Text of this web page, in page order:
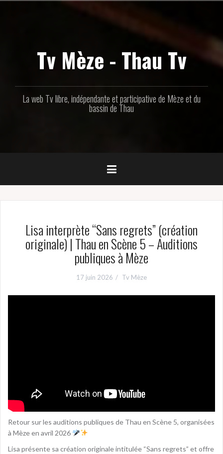
Tv Mèze - Thau Tv
La web Tv libre, indépendante et participative de Mèze et du
bassin de Thau
Lisa interprète “Sans regrets” (création
originale) | Thau en Scène 5 – Auditions
publiques à Mèze
17 juin 2026 Tv Mèze
Retour sur les auditions publiques de Thau en Scène 5, organisées
à Mèze en avril 2026
Lisa présente sa création originale intitulée “Sans regrets” et offre